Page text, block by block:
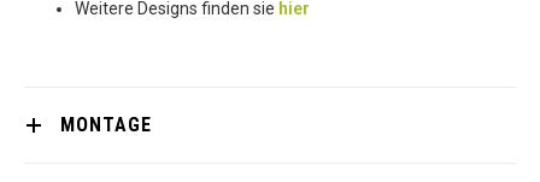
Weitere Designs finden sie hier
MONTAGE